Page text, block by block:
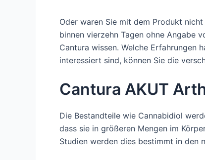
Oder waren Sie mit dem Produkt
binnen vierzehn Tagen ohne Angabe
Cantura wissen. Welche Erfahrungen
interessiert sind, können Sie die
Cantura AKUT
Die Bestandteile wie Cannabidiol
dass sie in größeren Mengen im
Studien werden dies bestimmt in den